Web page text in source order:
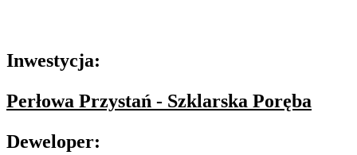
Inwestycja:
Perłowa Przystań - Szklarska Poręba
Deweloper: